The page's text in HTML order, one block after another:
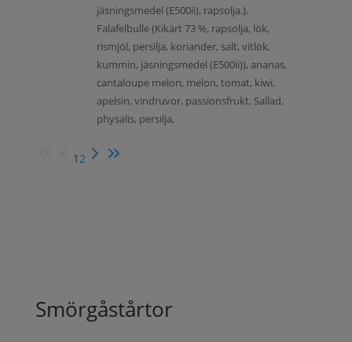
jäsningsmedel (E500ii), rapsolja.),
Falafelbulle (Kikärt 73 %, rapsolja, lök,
rismjöl, persilja, koriander, salt, vitlök,
kummin, jäsningsmedel (E500ii)), ananas,
cantaloupe melon, melon, tomat, kiwi,
apelsin, vindruvor, passionsfrukt, Sallad,
physalis, persilja,
1 2
Smörgåstårtor